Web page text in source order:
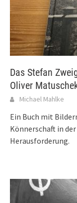
Das Stefan
Oliver
Michael Mahlke
Ein Buch mit
Könnerschaft in
Herausforderung.